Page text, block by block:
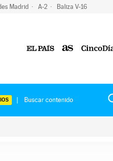
Madrid A-2 Baliza V-16